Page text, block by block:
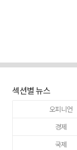
섹션별 뉴스
오피니언
경제
국제